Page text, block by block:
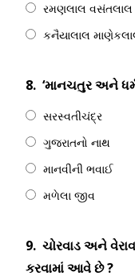
રમણલાલ વસંતલાલ
કનૈયાલાલ
8. ‘માનચતુર અને
સરસ્વતીચંદ્ર
ગુજરાતનો નાથ
માનવીની ભવાઈ
મળેલા જીવ
9. ચોરવાડ અને
કરવામાં આવે છે ?